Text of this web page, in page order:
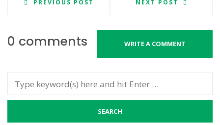
PREVIOUS POST NEXT POST
0 comments WRITE A COMMENT